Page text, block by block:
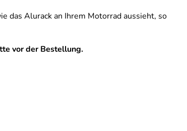
das Alurack an Ihrem Motorrad aussieht, so
vor der Bestellung.